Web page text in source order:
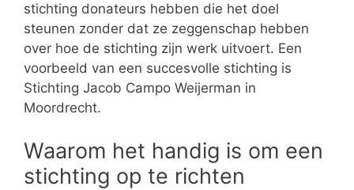
stichting donateurs hebben die het doel
steunen zonder dat ze zeggenschap hebben
over hoe de stichting zijn werk uitvoert. Een
voorbeeld van een succesvolle stichting is
Stichting Jacob Campo Weijerman in
Moordrecht.
Waarom het handig is om een
stichting op te richten